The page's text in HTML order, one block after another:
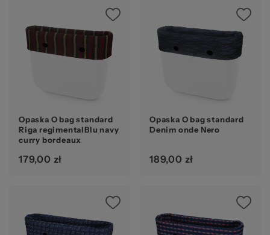
Opaska O bag standard
Riga regimentalBlu navy
curry bordeaux
179,00 zł
Opaska O bag standard
Denim onde Nero
189,00 zł